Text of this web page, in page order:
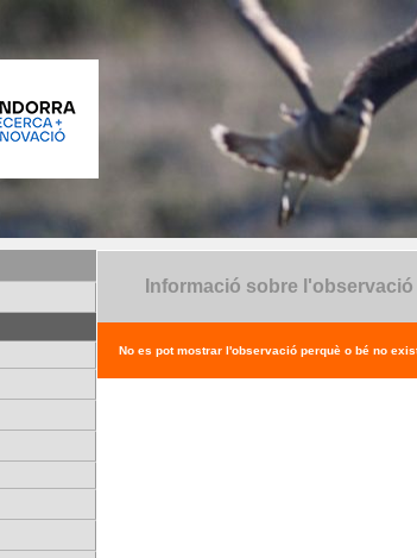
Informació sobre l'observació
No es pot mostrar l'observació perquè o bé no